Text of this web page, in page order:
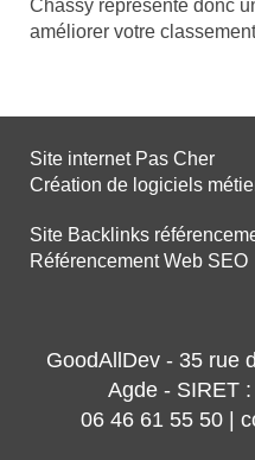
Chassy représente donc
améliorer votre
Site internet Pas Cher
Création de logiciels
Site Backlinks
Référencement Web SEO
GoodAllDev - 35 rue
Agde - SIRET
06 46 61 55 50 |